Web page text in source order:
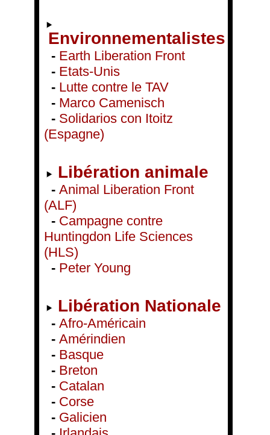
Environnementalistes
- Earth Liberation Front
- Etats-Unis
- Lutte contre le TAV
- Marco Camenisch
- Solidarios con Itoitz
(Espagne)
Libération animale
- Animal Liberation Front
(ALF)
- Campagne contre
Huntingdon Life Sciences
(HLS)
- Peter Young
Libération Nationale
- Afro-Américain
- Amérindien
- Basque
- Breton
- Catalan
- Corse
- Galicien